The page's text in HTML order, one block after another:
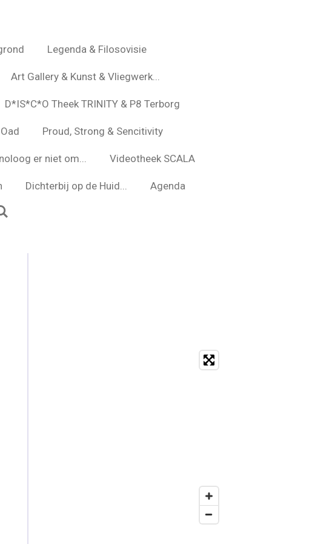
Legenda & Filosovisie
Art Gallery & Kunst & Vliegwerk...
D*IS*C*O Theek TRINITY & P8 Terborg
Proud, Strong & Sencitivity
er niet om... Videotheek SCALA
Dichterbij op de Huid... Agenda